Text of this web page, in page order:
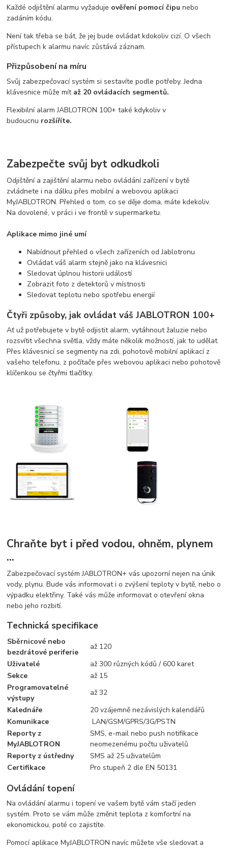
Každé odjištění alarmu vyžaduje ověření pomocí čipu nebo
zadáním kódu.
Není tak třeba se bát, že jej bude ovládat kdokoliv cizí. O všech
přístupech k alarmu navíc zůstává záznam.
Přizpůsobení na míru
Svůj zabezpečovací systém si sestavíte podle potřeby. Jedna
klávesnice může mít až 20 ovládacích segmentů.
Flexibilní alarm JABLOTRON 100+ také kdykoliv v
budoucnu rozšíříte.
Zabezpečte svůj byt odkudkoli
Odjištění a zajištění alarmu nebo ovládání zařízení v bytě
zvládnete i na dálku přes mobilní a webovou aplikaci
MyJABLOTRON. Přehled o tom, co se děje doma, máte kdekoliv.
Na dovolené, v práci i ve frontě v supermarketu.
Aplikace mimo jiné umí
Nabídnout přehled o všech zařízeních od Jablotronu
Ovládat váš alarm stejně jako na klávesnici
Sledovat úplnou historii událostí
Zobrazit foto z detektorů v místnosti
Sledovat teplotu nebo spotřebu energií
Čtyři způsoby, jak ovládat váš JABLOTRON 100+
Ať už potřebujete v bytě odjistit alarm, vytáhnout žaluzie nebo
rozsvítit všechna světla, vždy máte několik možností, jak to udělat.
Přes klávesnicí se segmenty na zdi, pohotově mobilní aplikací z
vašeho telefonu, z počítače přes webovou aplikaci nebo pohotově
klíčenkou se čtyřmi tlačítky.
Chraňte byt i před vodou, ohněm, plynem
...
Zabezpečovací systém JABLOTRON+ vás upozorní nejen na únik
vody, plynu. Bude vás informovat i o zvýšení teploty v bytě, nebo o
výpadku elektřiny. Také vás může informovat o otevření okna
nebo jeho rozbití.
Technická specifikace
Sběrnicové nebo
bezdrátové periferie
až 120
Uživatelé
až 300 různých kódů / 600 karet
Sekce
až 15
Programovatelné
výstupy
až 32
Kalednáře
20 vzájemně nezávislých kalendářů
Komunikace
LAN/GSM/GPRS/3G/PSTN
Reporty z
MyJABLOTRON
SMS, e-mail nebo push notifikace
neomezenému počtu uživatelů
Reporty z ústředny
SMS až 25 uživatelům
Certifikace
Pro stupeň 2 dle EN 50131
Ovládání topení
Na ovládání alarmu i topení ve vašem bytě vám stačí jeden
systém. Proto se vám může změnit teplota z komfortní na
ekonomickou, poté co zajistíte.
Pomocí aplikace MyJABLOTRON navíc můžete vše sledovat a